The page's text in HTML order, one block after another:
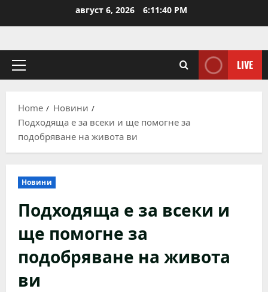
август 6, 2026 6:11:40 PM
Primary
LIVE
Home
Новини
Подходяща е за всеки и ще помогне за
подобряване на живота ви
Новини
Подходяща е за всеки и
ще помогне за
подобряване на живота
ви